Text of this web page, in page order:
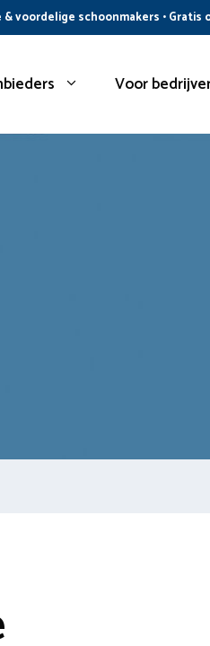
voordelige schoonmakers •
Voor